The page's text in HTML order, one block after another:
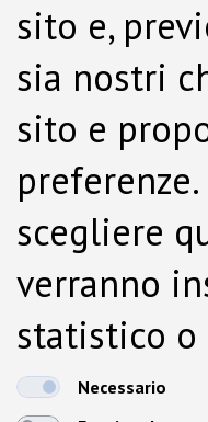
sito e,
sia nostri
sito e
scegliere
verranno
statistico o
dallaNecessario